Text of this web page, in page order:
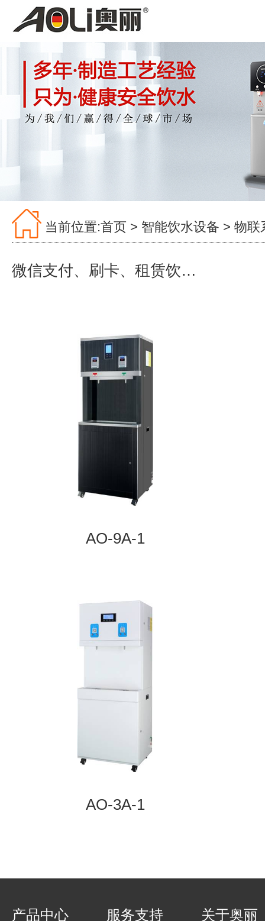
当前位置:首页 > 智能饮水设备 > 物联
微信支付、刷卡、租赁饮水
AO-9A-1
AO-3A-1
产品中心 服务支持 关于奥丽